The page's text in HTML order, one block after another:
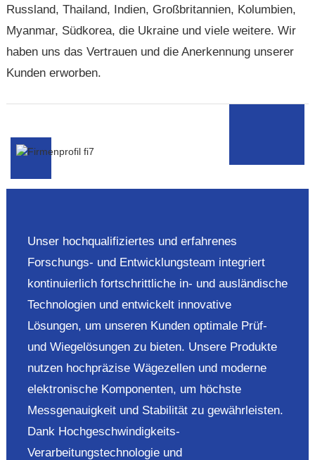
Russland, Thailand, Indien, Großbritannien, Kolumbien,
Myanmar, Südkorea, die Ukraine und viele weitere. Wir
haben uns das Vertrauen und die Anerkennung unserer
Kunden erworben.
Unser hochqualifiziertes und erfahrenes
Forschungs- und Entwicklungsteam integriert
kontinuierlich fortschrittliche in- und ausländische
Technologien und entwickelt innovative
Lösungen, um unseren Kunden optimale Prüf-
und Wiegelösungen zu bieten. Unsere Produkte
nutzen hochpräzise Wägezellen und moderne
elektronische Komponenten, um höchste
Messgenauigkeit und Stabilität zu gewährleisten.
Dank Hochgeschwindigkeits-
Verarbeitungstechnologie und